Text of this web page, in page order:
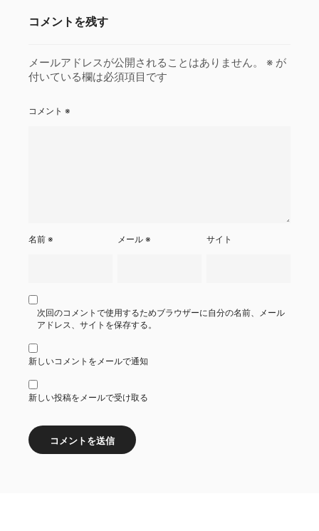
コメントを残す
メールアドレスが公開されることはありません。 ※ が
付いている欄は必須項目です
コメント ※
名前 ※ メール※ サイト
次回のコメントで使用するためブラウザーに自分の名前、メール
アドレス、サイトを保存する。
新しいコメントをメールで通知
新しい投稿をメールで受け取る